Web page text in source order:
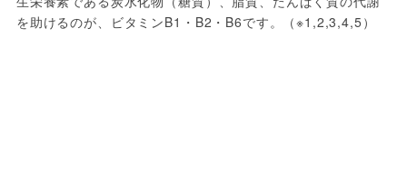
を助けるのが、ビタミンB1・B2・B6です。（※1,2,3,4,5）